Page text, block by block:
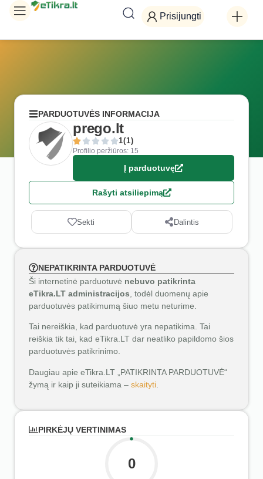
Prisijungti
PARDUOTUVĖS INFORMACIJA
prego.lt
1(1)
Profilio peržiūros: 15
Į parduotuvę
Rašyti atsiliepimą
Sekti Dalintis
NEPATIKRINTA PARDUOTUVĖ
Ši internetinė parduotuvė nebuvo patikrinta
eTikra.LT administracijos , todėl duomenų apie
parduotuvės patikimumą šiuo metu neturime.
Tai nereiškia, kad parduotuvė yra nepatikima. Tai
reiškia tik tai, kad eTikra.LT dar neatliko papildomo šios
parduotuvės patikrinimo.
Daugiau apie eTikra.LT „PATIKRINTA PARDUOTUVĖ“
žymą ir kaip ji suteikiama – skaityti
PIRKĖJŲ VERTINIMAS
0